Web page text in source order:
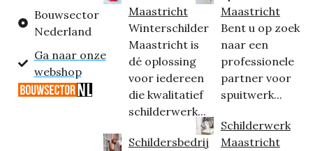
Bouwsector
Nederland
Ga naar onze
webshop
Maastricht
Winterschilder
Maastricht is
dé oplossing
voor iedereen
die kwalitatief
schilderwerk...
Schildersbedrij
Maastricht
Bent u op zoek
naar een
professionele
partner voor
spuitwerk...
Schilderwerk
Maastricht